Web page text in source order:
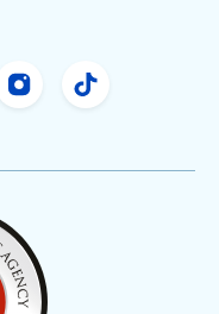
Insurance
Insurance
de Freeway
Instagram
TikTok